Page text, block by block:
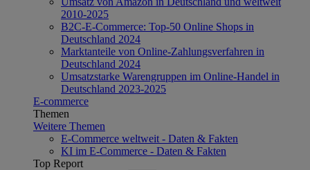
2010-2025
B2C-E-Commerce: Top-50 Online Shops in
Deutschland 2024
Marktanteile von Online-Zahlungsverfahren in
Deutschland 2024
Umsatzstarke Warengruppen im Online-Handel in
Deutschland 2023-2025
E-commerce
Themen
Weitere Themen
E-Commerce weltweit - Daten & Fakten
KI im E-Commerce - Daten & Fakten
Top Report